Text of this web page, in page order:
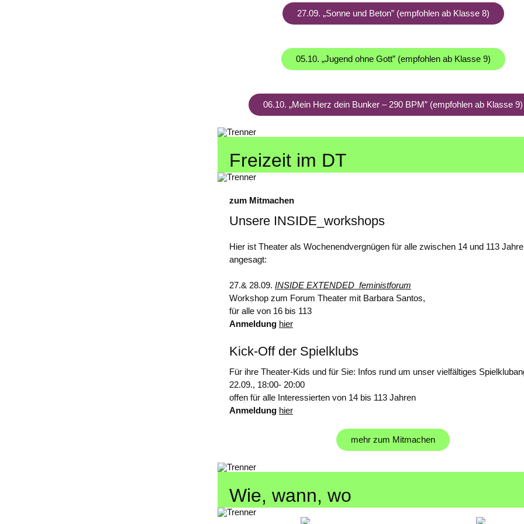
27.09. „Sonne und Beton” (empfohlen ab Klasse 8)
05.10. „Jugend ohne Gott” (empfohlen ab Klasse 9)
06.10. „Mein Herz dein Bunker – 290 BPM” (empfohlen ab Klasse 9)
Freizeit im DT
zum Mitmachen
Unsere INSIDE_workshops
Hier ist Theater als Wochenendvergnügen für alle zwischen 14 und 113
angesagt:
27.& 28.09. INSIDE EXTENDED_feministforum
Workshop zum Forum Theater mit Barbara Santos,
für alle von 16 bis 113
Anmeldung hier
Kick-Off der Spielklubs
Für ihre Theater-Kids und für Sie: Infos rund um unser vielfältiges
22.09., 18:00- 20:00
offen für alle Interessierten von 14 bis 113 Jahren
Anmeldung hier
mehr zum Mitmachen
Wie, wann, wo